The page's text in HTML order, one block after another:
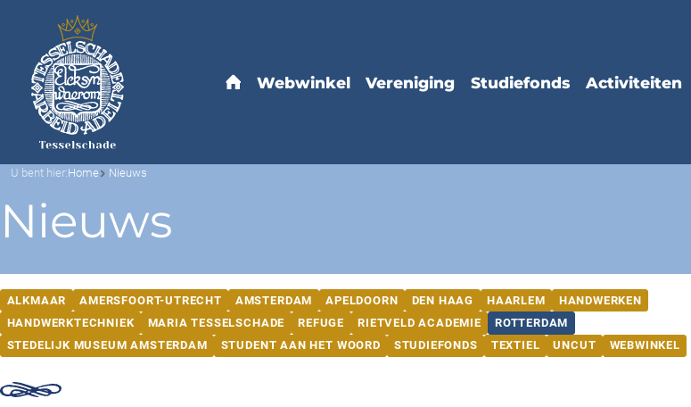
U bent hier:Home Nieuws
Nieuws
ALKMAAR AMERSFOORT-UTRECHT AMSTERDAM APELDOORN DEN HAAG HAARLEM
HANDWERKEN
HANDWERKTECHNIEK
MARIA TESSELSCHADE REFUGE RIETVELD ACADEMIE
ROTTERDAM
STEDELIJK MUSEUM AMSTERDAM
STUDENT AAN HET WOORD STUDIEFONDS TEXTIEL UNCUT WEBWINKEL